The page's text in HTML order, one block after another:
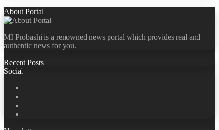
About Portal
MI Probashi is a renowned news portal which provides real and
authentic news for you.
Recent Posts
Social